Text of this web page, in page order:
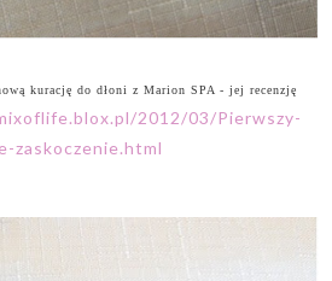
kurację do dłoni z Marion SPA - jej recenzję
2012/03/Pierwszy-
zaskoczenie.html